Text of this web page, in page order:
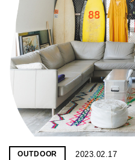
OUTDOOR 2023.02.17